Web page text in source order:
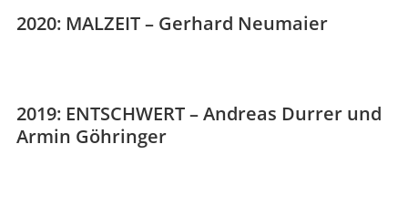
2020: MALZEIT – Gerhard Neumaier
2019: ENTSCHWERT – Andreas Durrer und
Armin Göhringer